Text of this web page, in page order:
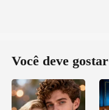
Você deve gostar